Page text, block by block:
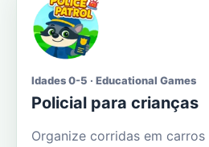
Idades 0-5 · Educational Games
Policial para crianças
Organize corridas em